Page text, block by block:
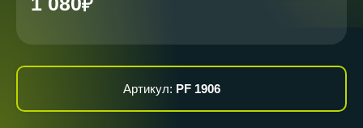
Артикул: PF 1906